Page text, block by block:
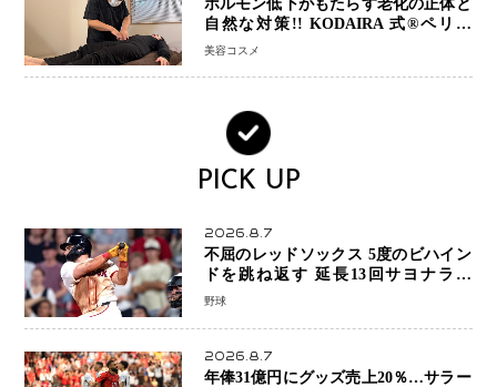
ホルモン低下がもたらす老化の正体と
自然な対策!! KODAIRA 式®ペリネ
（骨盤底筋）ケア
美容コスメ
PICK UP
2026.8.7
不屈のレッドソックス 5度のビハイン
ドを跳ね返す 延長13回サヨナラ勝
ち 吉田正尚選手も2安打1打点で貢献 4
野球
2026.8.7
年俸31億円にグッズ売上20％…サラー